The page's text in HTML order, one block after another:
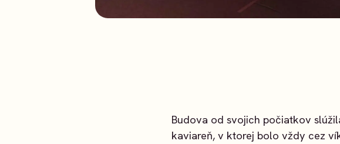
Budova od svojich počiatkov
kaviareň, v ktorej bolo vždy cez